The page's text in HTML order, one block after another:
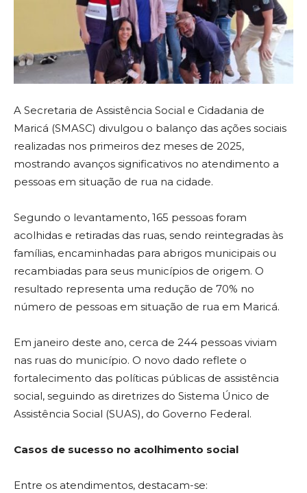
A Secretaria de Assistência Social e Cidadania de
Maricá (SMASC) divulgou o balanço das ações sociais
realizadas nos primeiros dez meses de 2025,
mostrando avanços significativos no atendimento a
pessoas em situação de rua na cidade.
Segundo o levantamento, 165 pessoas foram
acolhidas e retiradas das ruas, sendo reintegradas às
famílias, encaminhadas para abrigos municipais ou
recambiadas para seus municípios de origem. O
resultado representa uma redução de 70% no
número de pessoas em situação de rua em Maricá.
Em janeiro deste ano, cerca de 244 pessoas viviam
nas ruas do município. O novo dado reflete o
fortalecimento das políticas públicas de assistência
social, seguindo as diretrizes do Sistema Único de
Assistência Social (SUAS), do Governo Federal.
Casos de sucesso no acolhimento social
Entre os atendimentos, destacam-se: